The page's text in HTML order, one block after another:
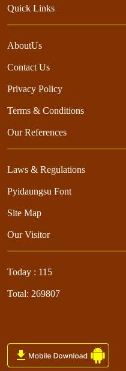
Quick Links
AboutUs
Contact Us
Privacy Policy
Terms & Conditions
Our References
Laws & Regulations
Pyidaungsu Font
Site Map
Our Visitor
Today : 115
Total: 269807